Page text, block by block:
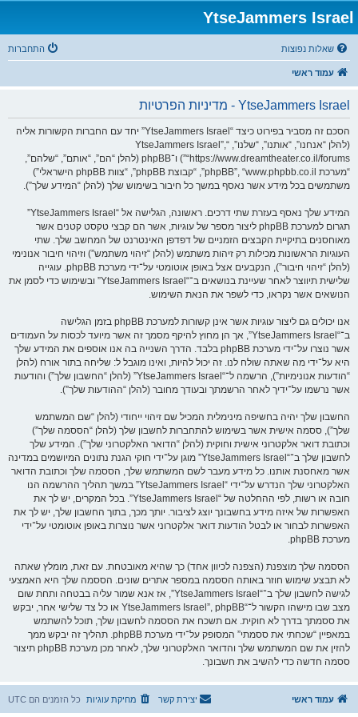
YtseJammers Israel
שאלות נפוצות התחברות
עמוד ראשי
YtseJammers Israel - מדיניות הפרטיות
הסכם זה מסביר בפירוט כיצד “YtseJammers Israel” יחד עם החברות הקשורות אליה
(להלן “אנחנו”, “אותנו”, “שלנו”, “YtseJammers Israel”,
“https://www.dreamtheater.co.il/forums”) ו־phpBB (להלן “הם”, “אותם”, “שלהם”,
“מערכת phpBB”, “www.phpbb.co.il”, “קבוצת phpBB”, “צוות phpBB הישראלי”)
משתמשים בכל מידע אשר נאסף במשך כל חיבור בשימוש שלך (להלן “המידע שלך”).
המידע שלך נאסף בעזרת שתי דרכים. ראשונה, הגלישה אל “YtseJammers Israel”
תגרום למערכת phpBB ליצור מספר של עוגיות, אשר הם קבצי טקסט קטנים אשר
מאוחסנים בתיקיית הקבצים הזמניים של דפדפן האינטרנט של המחשב שלך. שתי
העוגיות הראשונות מכילות רק זיהות משתמש (להלן “זיהוי משתמש”) וזיהוי חיבור אנונימי
(להלן “זיהוי חיבור”), הנקבעים אצל באופן אוטומטי על־ידי מערכת phpBB. עוגייה
שלישית תיווצר לאחר שעיינת בנושאים ב־“YtseJammers Israel” ובשימוש כדי לסמן את
הנושאים אשר נקראו, כדי לשפר את הנאת השימוש.
אנו יכולים גם ליצור עוגיות אשר אינן קשורות למערכת phpBB בזמן הגלישה
ב־“YtseJammers Israel”, אך הן מחוץ להיקף מסמך זה אשר מיועד לכסות על העמודים
אשר נוצרו על־ידי מערכת phpBB בלבד. הדרך השנייה בה אנו אוספים את המידע שלך
היא על־ידי מה שאתה שולח לנו. זה יכול להיות, ואינו מוגבל ל: שליחה בתור אורח (להלן
“הודעות אנונימיות”), הרשמה ל־“YtseJammers Israel” (להלן “החשבון שלך”) והודעות
אשר נרשמו על־ידיך לאחר הרשמתך ובעודך מחובר (להלן “ההודעות שלך”).
החשבון שלך יהיה בחשיפה מינימלית המכיל שם זיהוי ייחודי (להלן “שם המשתמש
שלך”), ססמה אישית אשר בשימוש להתחברות לחשבון שלך (להלן “הססמה שלך”)
וכתובת דואר אלקטרוני אישית וחוקית (להלן “הדואר האלקטרוני שלך”). המידע שלך
לחשבון שלך ב־“YtseJammers Israel” מוגן על־ידי חוקי הגנת נתונים המיושמים במדינה
אשר מאחסנת אותנו. כל מידע מעבר לשם המשתמש שלך, הססמה שלך וכתובת הדואר
האלקטרוני שלך הנדרש על־ידי “YtseJammers Israel” במשך תהליך ההרשמה הנו
חובה או רשות, לפי ההחלטה של “YtseJammers Israel”. בכל המקרים, יש לך את
האפשרות של איזה מידע בחשבונך יוצג לציבור. יותך מכך, בתוך החשבון שלך, יש לך את
האפשרות לבחור או לבטל הודעות דואר אלקטרוני אשר נוצרות באופן אוטומטי על־ידי
מערכת phpBB.
הססמה שלך מוצפנת (הצפנה לכיוון אחד) כך שהיא מאובטחת. עם זאת, מומלץ שאתה
לא תבצע שימוש חוזר באותה הססמה במספר אתרים שונים. הססמה שלך היא האמצעי
לגישה לחשבון שלך ב־“YtseJammers Israel”, אז אנא שמור עליה בבטחה ותחת שום
מצב שבו מישהו הקשור ל־“YtseJammers Israel”, phpBB או כל צד שלישי אחר, יבקש
את ססמתך בדרך לא חוקית. אם תשכח את הססמה לחשבון שלך, תוכל להשתמש
במאפיין “שכחתי את ססמתי” המסופק על־ידי מערכת phpBB. תהליך זה יבקש ממך
להזין את שם המשתמש שלך והדואר האלקטרוני שלך, לאחר מכן מערכת phpBB תיצור
ססמה חדשה כדי להשיב את חשבונך.
עמוד ראשי כל הזמנים הם UTC מחיקת עוגיות יצירת קשר